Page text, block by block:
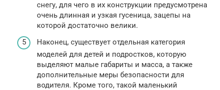
снегу, для чего в их конструкции предусмотрена
очень длинная и узкая гусеница, зацепы на
которой достаточно велики.
Наконец, существует отдельная категория
моделей для детей и подростков, которую
выделяют малые габариты и масса, а также
дополнительные меры безопасности для
водителя. Кроме того, такой маленький